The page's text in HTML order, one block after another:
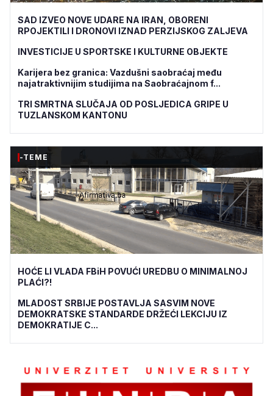
SAD IZVEO NOVE UDARE NA IRAN, OBORENI
RPOJEKTILI I DRONOVI IZNAD PERZIJSKOG ZALJEVA
INVESTICIJE U SPORTSKE I KULTURNE OBJEKTE
Karijera bez granica: Vazdušni saobraćaj među
najatraktivnijim studijima na Saobraćajnom f...
TRI SMRTNA SLUČAJA OD POSLJEDICA GRIPE U
TUZLANSKOM KANTONU
-TEME
HOĆE LI VLADA FBiH POVUĆI UREDBU O MINIMALNOJ
PLAĆI?!
MLADOST SRBIJE POSTAVLJA SASVIM NOVE
DEMOKRATSKE STANDARDE DRŽEĆI LEKCIJU IZ
DEMOKRATIJE C...